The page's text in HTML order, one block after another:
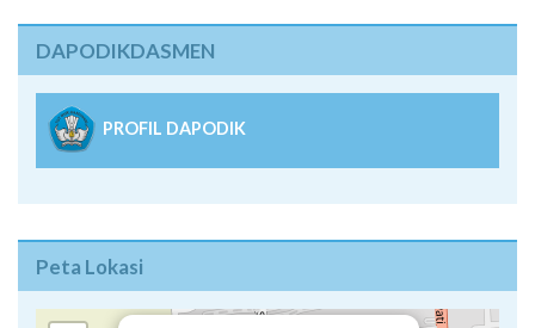
DAPODIKDASMEN
PROFIL DAPODIK
Peta Lokasi